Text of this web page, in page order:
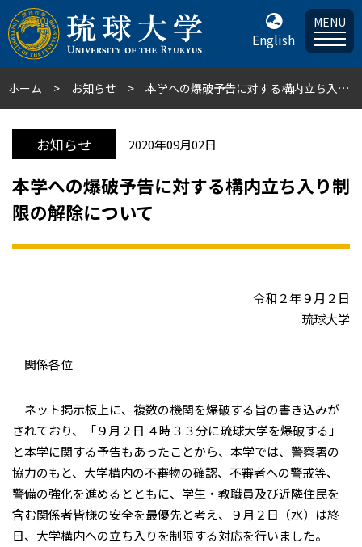
English
MENU
ホーム お知らせ 本学への爆破予告に対する構内立ち入り制限の解除について
お知らせ 2020年09月02日
本学への爆破予告に対する構内立ち入り制
限の解除について
令和２年９月２日
琉球大学
関係各位
ネット掲示板上に、複数の機関を爆破する旨の書き込みが
されており、「９月２日 ４時３３分に琉球大学を爆破する」
と本学に関する予告もあったことから、本学では、警察署の
協力のもと、大学構内の不審物の確認、不審者への警戒等、
警備の強化を進めるとともに、学生・教職員及び近隣住民を
含む関係者皆様の安全を最優先と考え、９月２日（水）は終
日、大学構内への立ち入りを制限する対応を行いました。